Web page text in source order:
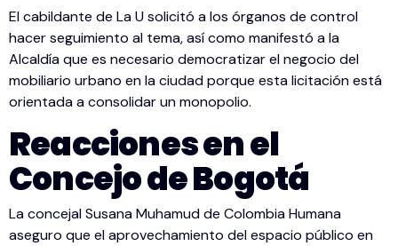
El cabildante de La U solicitó a los órganos de control
hacer seguimiento al tema, así como manifestó a la
Alcaldía que es necesario democratizar el negocio del
mobiliario urbano en la ciudad porque esta licitación está
orientada a consolidar un monopolio.
Reacciones en el
Concejo de Bogotá
La concejal Susana Muhamud de Colombia Humana
aseguro que el aprovechamiento del espacio público en